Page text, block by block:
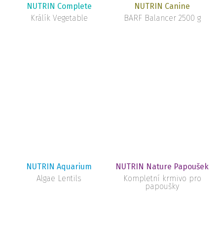
NUTRIN Complete
Králík Vegetable
NUTRIN Canine
BARF Balancer 2500 g
NUTRIN Aquarium
Algae Lentils
NUTRIN Nature Papoušek
Kompletní krmivo pro
papoušky